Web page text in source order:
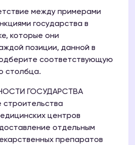
между примерами
государства в
которые они
позиции, данной в
соответствующую
столбца.
ГОСУДАРСТВА
строительства
центров
отдельным
препаратов